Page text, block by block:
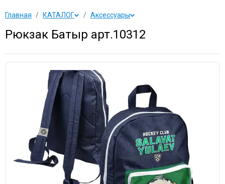
Главная КАТАЛОГ Аксессуары
Рюкзак Батыр арт.10312